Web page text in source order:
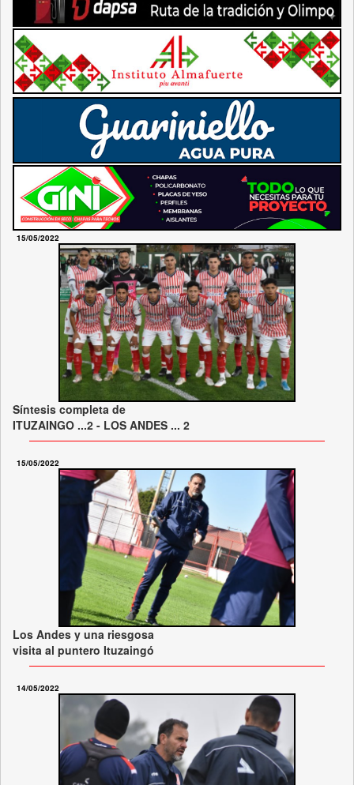
15/05/2022
Síntesis completa de
ITUZAINGO ...2 - LOS ANDES ... 2
15/05/2022
Los Andes y una riesgosa
visita al puntero Ituzaingó
14/05/2022